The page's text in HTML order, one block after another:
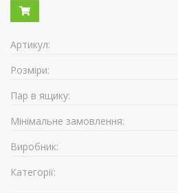
Артикул:
Розміри:
Пар в ящику:
Мінімальне замовлення:
Виробник:
Категорії: